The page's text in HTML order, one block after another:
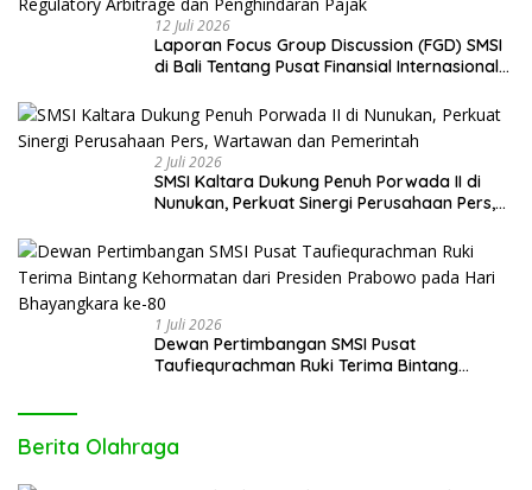
12 Juli 2026
Laporan Focus Group Discussion (FGD) SMSI
di Bali Tentang Pusat Finansial Internasional
Arbitrage dan Penghindaran Pajak
2 Juli 2026
SMSI Kaltara Dukung Penuh Porwada II di
Nunukan, Perkuat Sinergi Perusahaan Pers,
1 Juli 2026
Dewan Pertimbangan SMSI Pusat
Taufiequrachman Ruki Terima Bintang
Berita Olahraga